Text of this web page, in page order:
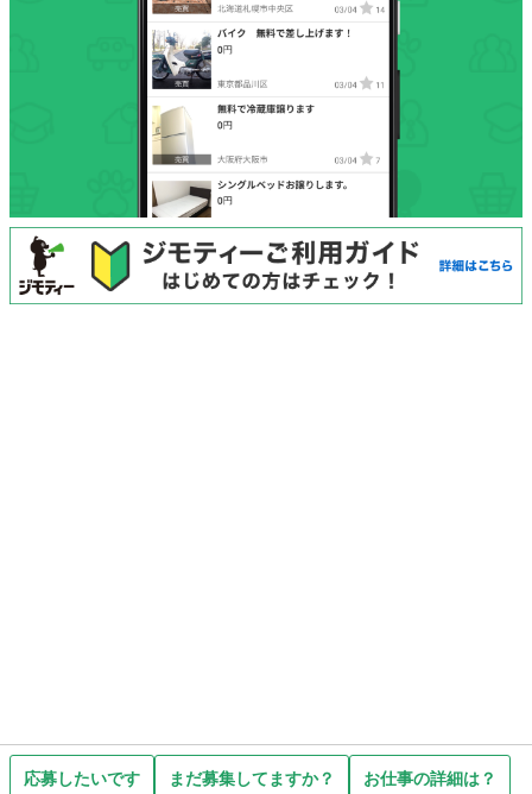
応募したいです まだ募集してますか？ お仕事の詳細は？